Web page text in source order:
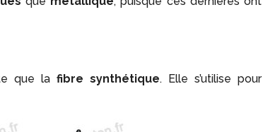
que la fibre synthétique. Elle s’utilise pour